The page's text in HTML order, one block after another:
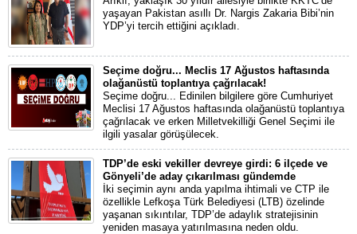
yaşayan Pakistan asıllı Dr. Nargis Zakaria Bibi’nin
YDP’yi tercih ettiğini açıkladı.
Seçime doğru... Meclis 17 Ağustos haftasında
olağanüstü toplantıya çağrılacak!
Seçime doğru... Edinilen bilgilere göre Cumhuriyet
Meclisi 17 Ağustos haftasında olağanüstü toplantıya
çağrılacak ve erken Milletvekilliği Genel Seçimi ile
ilgili yasalar görüşülecek.
TDP’de eski vekiller devreye girdi: 6 ilçede ve
Gönyeli’de aday çıkarılması gündemde
İki seçimin aynı anda yapılma ihtimali ve CTP ile
özellikle Lefkoşa Türk Belediyesi (LTB) özelinde
yaşanan sıkıntılar, TDP’de adaylık stratejisinin
yeniden masaya yatırılmasına neden oldu.